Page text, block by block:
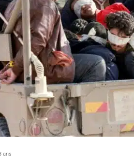
ans